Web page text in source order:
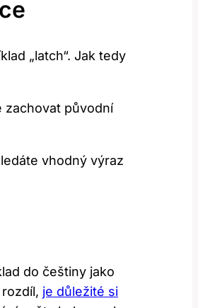
„latch“. Jak tedy
zachovat původní
vhodný výraz
do češtiny jako
je důležité si